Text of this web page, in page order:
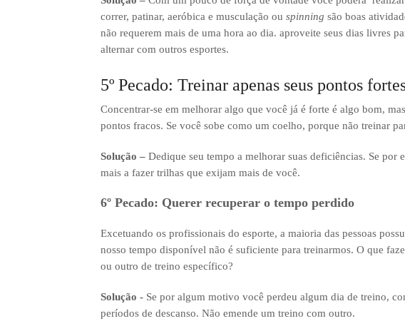
correr, patinar, aeróbica e musculação ou spinning são boas
não requerem mais de uma hora ao dia. aproveite seus dias livres
alternar com outros esportes.
5º Pecado: Treinar apenas seus pontos
Concentrar-se em melhorar algo que você já é forte é algo bom,
pontos fracos. Se você sobe como um coelho, porque não treinar
Solução – Dedique seu tempo a melhorar suas deficiências. Se por
mais a fazer trilhas que exijam mais de você.
6º Pecado: Querer recuperar o tempo perdido
Excetuando os profissionais do esporte, a maioria das pessoas
nosso tempo disponível não é suficiente para treinarmos. O que
ou outro de treino específico?
Solução -Se por algum motivo você perdeu algum dia de treino,
períodos de descanso. Não emende um treino com outro.